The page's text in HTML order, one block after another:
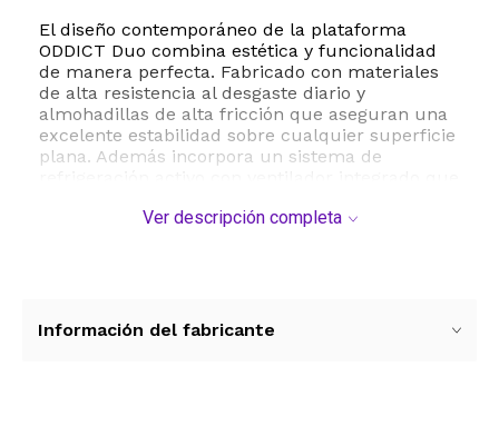
El diseño contemporáneo de la plataforma
ODDICT Duo combina estética y funcionalidad
de manera perfecta. Fabricado con materiales
de alta resistencia al desgaste diario y
almohadillas de alta fricción que aseguran una
excelente estabilidad sobre cualquier superficie
plana. Además incorpora un sistema de
la pérdida de energía y protegiendo la vida útil
metal de 1.5 metros que aporta durabilidad y un
Ver descripción completa
Información del fabricante